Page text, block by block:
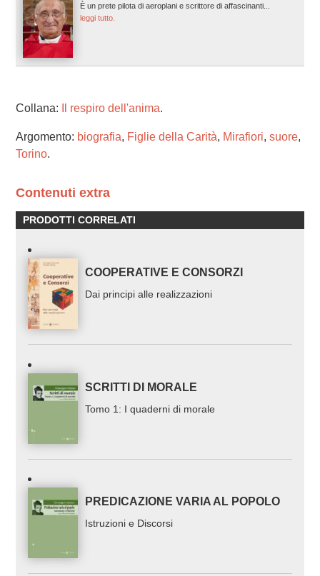
È un prete pilota di aeroplani e scrittore di affascinanti...
leggi tutto.
Collana: Il respiro dell'anima.
Argomento: biografia, Figlie della Carità, Mirafiori, suore,
Torino.
Contenuti extra
PRODOTTI CORRELATI
COOPERATIVE E CONSORZI
Dai principi alle realizzazioni
SCRITTI DI MORALE
Tomo 1: I quaderni di morale
PREDICAZIONE VARIA AL POPOLO
Istruzioni e Discorsi